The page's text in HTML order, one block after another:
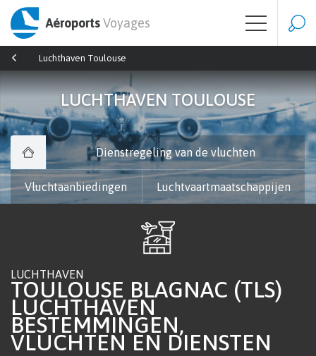
AéroportsVoyages
Luchthaven Toulouse
LUCHTHAVEN TOULOUSE
Dienstregeling van de vluchten
Vluchtaanbiedingen Luchtvaartmaatschappijen
LUCHTHAVEN
TOULOUSE BLAGNAC (TLS)
LUCHTHAVEN
BESTEMMINGEN,
VLUCHTEN EN DIENSTEN